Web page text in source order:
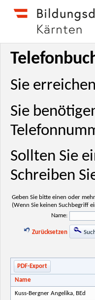
Sie
Sie
Sollten Sie
Schreiben
Geben Sie bitte einen oder
(Wenn Sie keinen Suchbegriff
Name:
Zurücksetzen
PDF-Export
Name
Kuss-Bergner Angelika, BEd